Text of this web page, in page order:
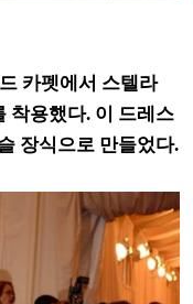
카펫에서 스텔라
착용했다. 이 드레스
장식으로 만들었다.